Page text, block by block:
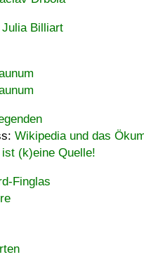
Billiart
Wikipedia und das
(k)eine Quelle!
Finglas